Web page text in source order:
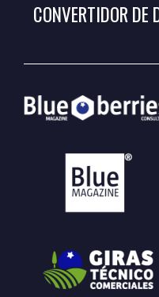
CONVERTIDOR DE